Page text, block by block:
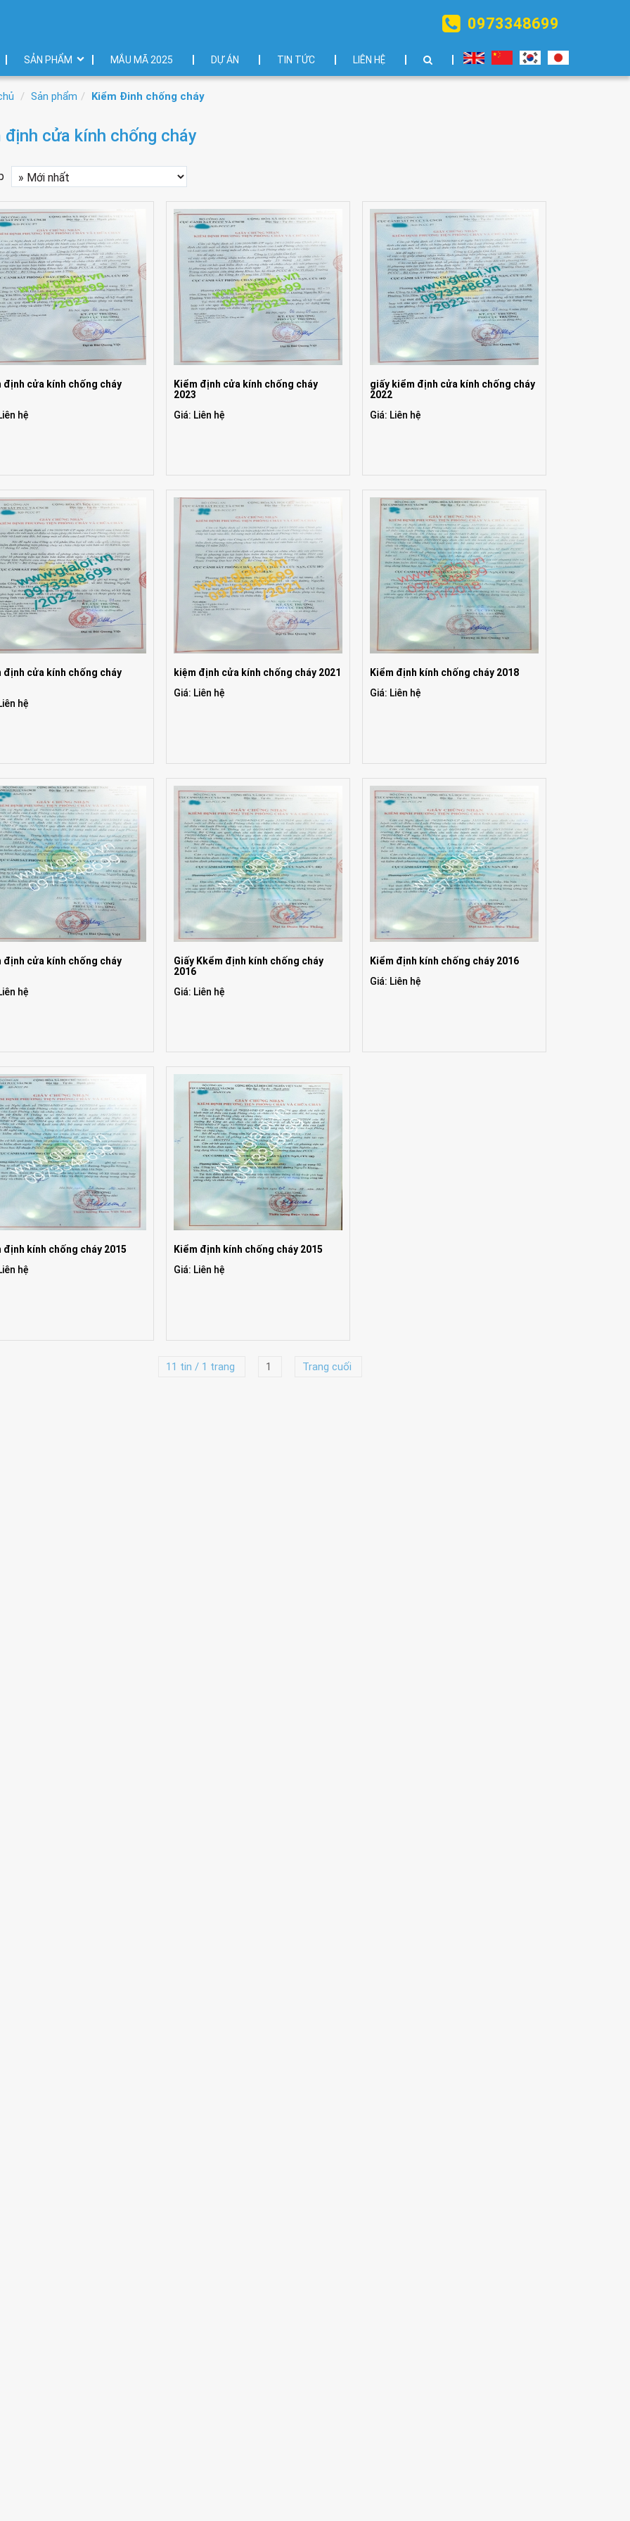
SẢN PHẨM MẮU MÃ 2025 DỰ ÁN TIN TỨC LIÊN HỆ
0973348699
Sản phẩm Kiểm Đinh chống cháy
định cửa kính chống cháy
định cửa kính chống cháy
hệ
Kiểm định cửa kính chống cháy
2023
Giá: Liên hệ
giấy kiểm định cửa kính chống cháy
2022
Giá: Liên hệ
định cửa kính chống cháy
hệ
kiệm định cửa kính chống cháy 2021
Giá: Liên hệ
Kiểm định kính chống cháy 2018
Giá: Liên hệ
định cửa kính chống cháy
hệ
Giấy Kkểm định kính chống cháy
2016
Giá: Liên hệ
Kiểm định kính chống cháy 2016
Giá: Liên hệ
định kính chống cháy 2015
hệ
Kiểm định kính chống cháy 2015
Giá: Liên hệ
11 tin / 1 trang 1 Trang cuối